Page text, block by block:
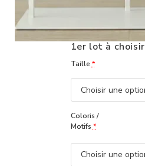
1er lot à choisir
Taille *
Coloris /
Motifs *